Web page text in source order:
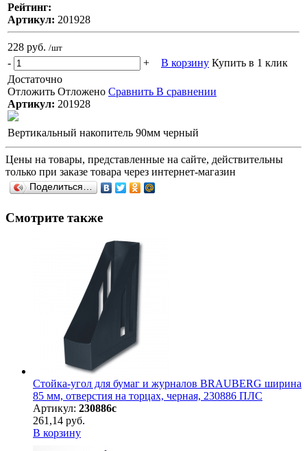
Рейтинг:
Артикул: 201928
228 руб. /шт
- + В корзину Купить в 1 клик
Достаточно
Отложить Отложено Сравнить В сравнении
Артикул: 201928
Вертикальный накопитель 90мм черный
Цены на товары, представленные на сайте, действительны
только при заказе товара через интернет-магазин
Поделиться…
Смотрите также
Стойка-угол для бумаг и журналов BRAUBERG ширина
85 мм, отверстия на торцах, черная, 230886 ПЛС
Артикул: 230886с
261,14 руб.
В корзину